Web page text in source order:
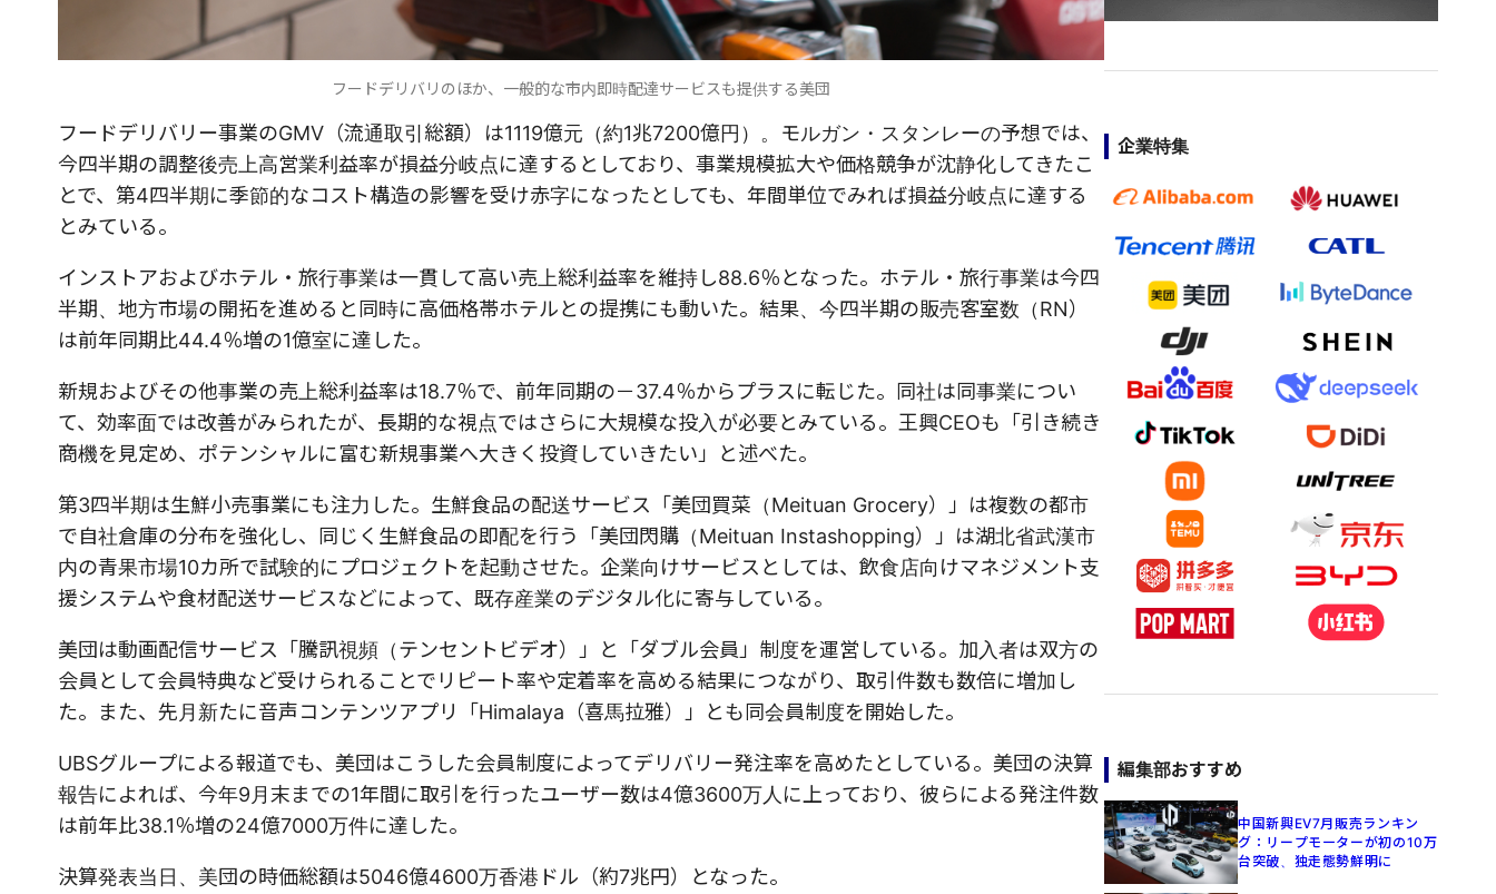
フードデリバリのほか、一般的な市内即時配達サービスも提供する美団
フードデリバリー事業のGMV（流通取引総額）は1119億元（約1兆7200億円）。モルガン・スタンレーの予想では、
今四半期の調整後売上高営業利益率が損益分岐点に達するとしており、事業規模拡大や価格競争が沈静化してきたこ
とで、第4四半期に季節的なコスト構造の影響を受け赤字になったとしても、年間単位でみれば損益分岐点に達する
とみている。
インストアおよびホテル・旅行事業は一貫して高い売上総利益率を維持し88.6％となった。ホテル・旅行事業は今四
半期、地方市場の開拓を進めると同時に高価格帯ホテルとの提携にも動いた。結果、今四半期の販売客室数（RN）
は前年同期比44.4％増の1億室に達した。
新規およびその他事業の売上総利益率は18.7％で、前年同期の－37.4％からプラスに転じた。同社は同事業につい
て、効率面では改善がみられたが、長期的な視点ではさらに大規模な投入が必要とみている。王興CEOも「引き続き
商機を見定め、ポテンシャルに富む新規事業へ大きく投資していきたい」と述べた。
第3四半期は生鮮小売事業にも注力した。生鮮食品の配送サービス「美団買菜（Meituan Grocery）」は複数の都市
で自社倉庫の分布を強化し、同じく生鮮食品の即配を行う「美団閃購（Meituan Instashopping）」は湖北省武漢市
内の青果市場10カ所で試験的にプロジェクトを起動させた。企業向けサービスとしては、飲食店向けマネジメント支
援システムや食材配送サービスなどによって、既存産業のデジタル化に寄与している。
美団は動画配信サービス「騰訊視頻（テンセントビデオ）」と「ダブル会員」制度を運営している。加入者は双方の
会員として会員特典など受けられることでリピート率や定着率を高める結果につながり、取引件数も数倍に増加し
た。また、先月新たに音声コンテンツアプリ「Himalaya（喜馬拉雅）」とも同会員制度を開始した。
UBSグループによる報道でも、美団はこうした会員制度によってデリバリー発注率を高めたとしている。美団の決算
報告によれば、今年9月末までの1年間に取引を行ったユーザー数は4億3600万人に上っており、彼らによる発注件数
は前年比38.1％増の24億7000万件に達した。
決算発表当日、美団の時価総額は5046億4600万香港ドル（約7兆円）となった。
企業特集
編集部おすすめ
中国新興EV7月販売ランキン
グ：リープモーターが初の10万
台突破、独走態勢鮮明に